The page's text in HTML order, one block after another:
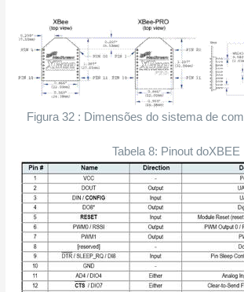
Figura 32 : Dimensões do sistema de
Tabela 8: Pinout doXBEE